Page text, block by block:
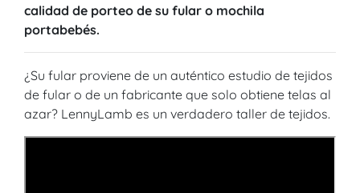
calidad de porteo de su fular o mochila
portabebés.
¿Su fular proviene de un auténtico estudio de tejidos
de fular o de un fabricante que solo obtiene telas al
azar? LennyLamb es un verdadero taller de tejidos.